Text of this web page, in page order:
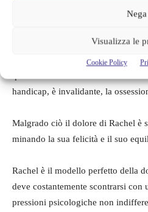
Nega
Visualizza le
Cookie Policy
Mentre in Rachel monta sempre
lavoro, malgrado il padre e la
bambino) e malgrado l’amore di
handicap, è invalidante, la
Malgrado ciò il dolore di Rachel è
minando la sua felicità e il suo
Rachel è il modello perfetto della
deve costantemente scontrarsi con
pressioni psicologiche non